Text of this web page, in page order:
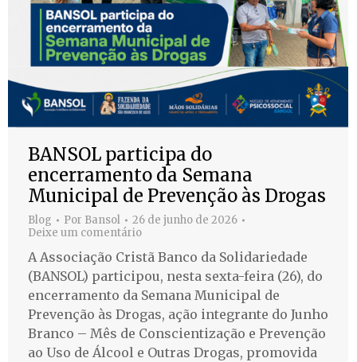
BANSOL participa do
encerramento da Semana
Municipal de Prevenção às Drogas
Blog Por Bansol
26 de junho de 2026
Deixe um comentário
A Associação Cristã Banco da Solidariedade
(BANSOL) participou, nesta sexta-feira (26), do
encerramento da Semana Municipal de
Prevenção às Drogas, ação integrante do Junho
Branco – Mês de Conscientização e Prevenção
ao Uso de Álcool e Outras Drogas, promovida